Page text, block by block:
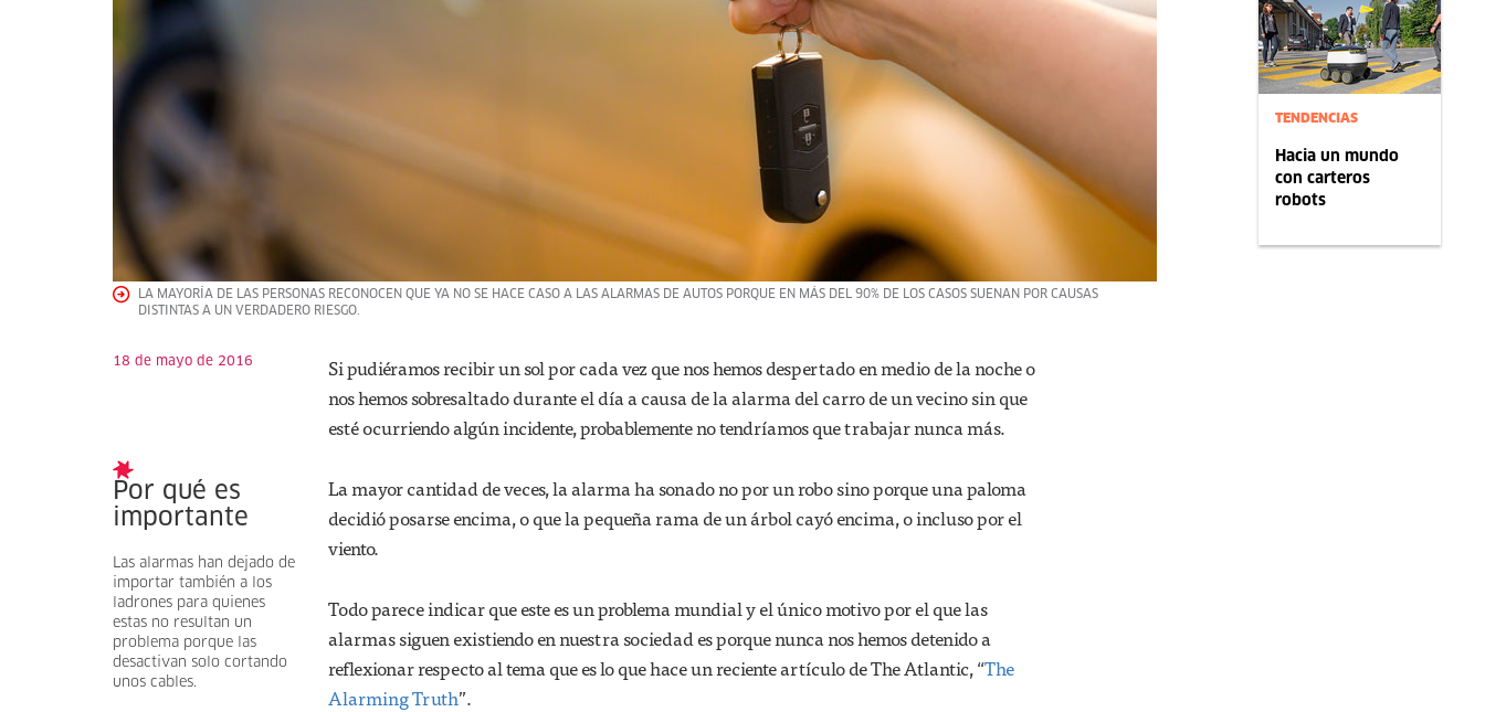
TENDENCIAS
Hacia un mundo
con carteros
robots
LA MAYORÍA DE LAS PERSONAS RECONOCEN QUE YA NO SE HACE CASO A LAS ALARMAS DE AUTOS PORQUE EN MÁS DEL 90% DE LOS CASOS SUENAN POR CAUSAS
DISTINTAS A UN VERDADERO RIESGO.
18 de mayo de 2016
Por qué es
importante
Las alarmas han dejado de
importar también a los
ladrones para quienes
estas no resultan un
problema porque las
desactivan solo cortando
unos cables.
Si pudiéramos recibir un sol por cada vez que nos hemos despertado en medio de la noche o
nos hemos sobresaltado durante el día a causa de la alarma del carro de un vecino sin que
esté ocurriendo algún incidente, probablemente no tendríamos que trabajar nunca más.
La mayor cantidad de veces, la alarma ha sonado no por un robo sino porque una paloma
decidió posarse encima, o que la pequeña rama de un árbol cayó encima, o incluso por el
viento.
Todo parece indicar que este es un problema mundial y el único motivo por el que las
alarmas siguen existiendo en nuestra sociedad es porque nunca nos hemos detenido a
reflexionar respecto al tema que es lo que hace un reciente artículo de The Atlantic, “The
Alarming Truth”.